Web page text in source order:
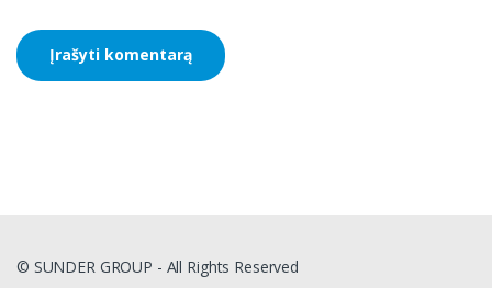
© SUNDER GROUP - All Rights Reserved